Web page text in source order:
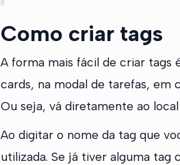
Como criar tags
A forma mais fácil de criar tags
cards, na modal de tarefas, em
Ou seja, vá diretamente ao
Ao digitar o nome da tag que
utilizada. Se já tiver alguma tag